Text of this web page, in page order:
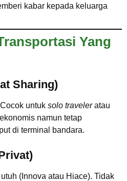
kabar kepada keluarga
Yang
Sharing)
untuk solo traveleratau
namun tetap
di terminal bandara.
(Innova atau Hiace). Tidak